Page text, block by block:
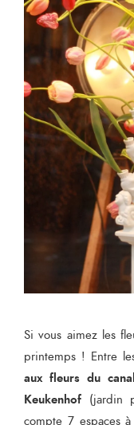
Si vous aimez les
printemps ! Entre
aux fleurs du
Keukenhof (jardin
compte 7 espaces